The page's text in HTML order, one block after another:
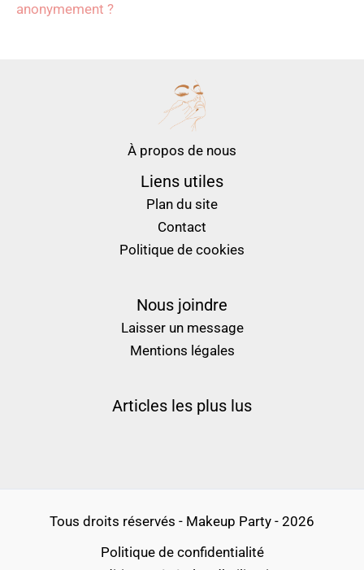
anonymement ?
À propos de nous
Liens utiles
Plan du site
Contact
Politique de cookies
Nous joindre
Laisser un message
Mentions légales
Articles les plus lus
Tous droits réservés - Makeup Party - 2026
Politique de confidentialité